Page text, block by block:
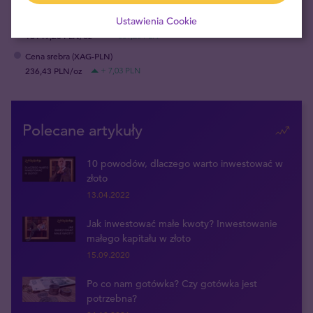
16149,20 PLN/oz
+ 331,20 PLN
Cena srebra (XAG-PLN)
236,43 PLN/oz
+ 7,03 PLN
Polecane artykuły
10 powodów, dlaczego warto inwestować w
złoto
13.04.2022
Jak inwestować małe kwoty? Inwestowanie
małego kapitału w złoto
15.09.2020
Po co nam gotówka? Czy gotówka jest
potrzebna?
Ustawienia Cookie